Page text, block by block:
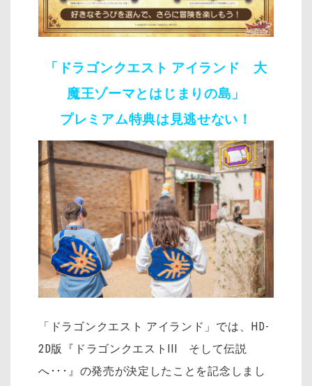
「ドラゴンクエスト アイランド 大
魔王ゾーマとはじまりの島」
プレミアム特典は見逃せない！
「ドラゴンクエスト アイランド」では、HD-
2D版『ドラゴンクエストIII そして伝説
へ･･･』の発売が決定したことを記念しまし